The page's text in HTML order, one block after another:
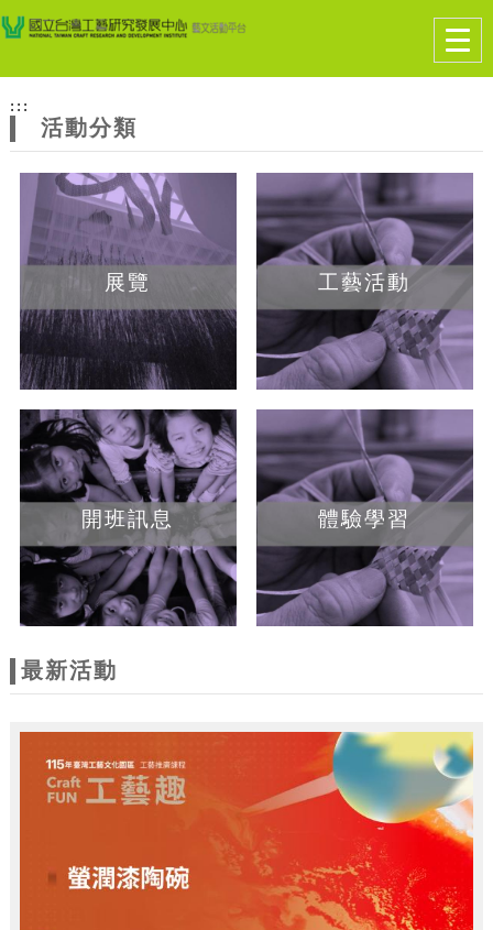
網
站
主
題
跳到主要內容
網站導覽
:::
活動分類
展覽 工藝活動
開班訊息 體驗學習
最新活動